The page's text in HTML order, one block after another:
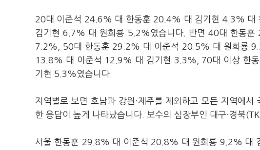
20대 이준석 24.6% 대 한동훈 20.4% 대 김기현 4.3%
김기현 6.7% 대 원희룡 5.2%였습니다. 반면 40대 한동
7.2%, 50대 한동훈 29.2% 대 이준석 20.5% 대 원희룡
13.8% 대 이준석 12.9% 대 김기현 3.3%, 70대 이상 한
기현 5.3%였습니다.
지역별로 보면 호남과 강원·제주를 제외하고 모든 지역에
한 응답이 높게 나타났습니다. 보수의 심장부인 대구·경북
서울 한동훈 29.8% 대 이준석 20.8% 대 원희룡 9.2% 대